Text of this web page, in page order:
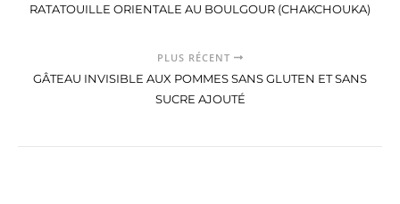
RATATOUILLE ORIENTALE AU BOULGOUR (CHAKCHOUKA)
PLUS RÉCENT
GÂTEAU INVISIBLE AUX POMMES SANS GLUTEN ET SANS
SUCRE AJOUTÉ